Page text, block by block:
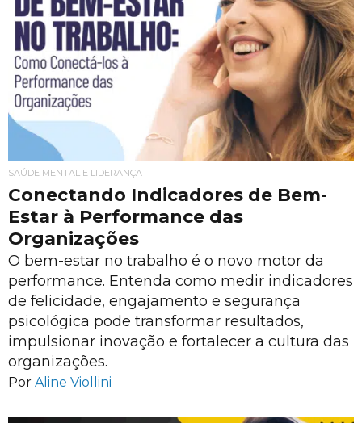
SAÚDE MENTAL E LIDERANÇA
Conectando Indicadores de Bem-
Estar à Performance das
Organizações
O bem-estar no trabalho é o novo motor da
performance. Entenda como medir indicadores
de felicidade, engajamento e segurança
psicológica pode transformar resultados,
impulsionar inovação e fortalecer a cultura das
organizações.
Por Aline Viollini